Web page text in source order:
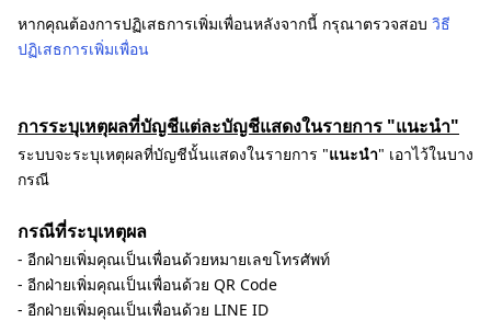
หากคุณต้องการปฏิเสธการเพิ่มเพื่อนหลังจากนี้ กรุณาตรวจสอบ วิธี
ปฏิเสธการเพิ่มเพื่อน
การระบุเหตุผลที่บัญชีแต่ละบัญชีแสดงในรายการ "แนะนำ"
ระบบจะระบุเหตุผลที่บัญชีนั้นแสดงในรายการ "แนะนำ" เอาไว้ในบาง
กรณี
กรณีที่ระบุเหตุผล
- อีกฝ่ายเพิ่มคุณเป็นเพื่อนด้วยหมายเลขโทรศัพท์
- อีกฝ่ายเพิ่มคุณเป็นเพื่อนด้วย QR Code
- อีกฝ่ายเพิ่มคุณเป็นเพื่อนด้วย LINE ID